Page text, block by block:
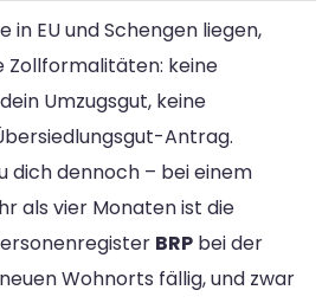
in EU und Schengen liegen,
keine
Umzugsgut, keine
Antrag.
dich dennoch – bei einem
als vier Monaten ist die
BRP bei der
Wohnorts fällig, und zwar